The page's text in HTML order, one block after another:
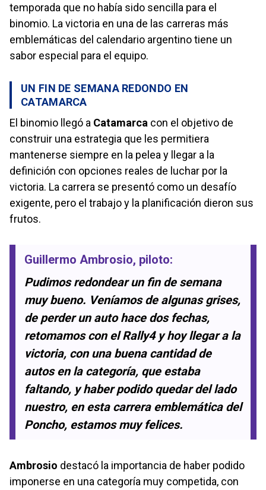
temporada que no había sido sencilla para el
binomio. La victoria en una de las carreras más
emblemáticas del calendario argentino tiene un
sabor especial para el equipo.
UN FIN DE SEMANA REDONDO EN
CATAMARCA
El binomio llegó a Catamarca con el objetivo de
construir una estrategia que les permitiera
mantenerse siempre en la pelea y llegar a la
definición con opciones reales de luchar por la
victoria. La carrera se presentó como un desafío
exigente, pero el trabajo y la planificación dieron sus
frutos.
Guillermo Ambrosio, piloto:
Pudimos redondear un fin de semana
muy bueno. Veníamos de algunas grises,
de perder un auto hace dos fechas,
retomamos con el Rally4 y hoy llegar a la
victoria, con una buena cantidad de
autos en la categoría, que estaba
faltando, y haber podido quedar del lado
nuestro, en esta carrera emblemática del
Poncho, estamos muy felices.
Ambrosio destacó la importancia de haber podido
imponerse en una categoría muy competida, con